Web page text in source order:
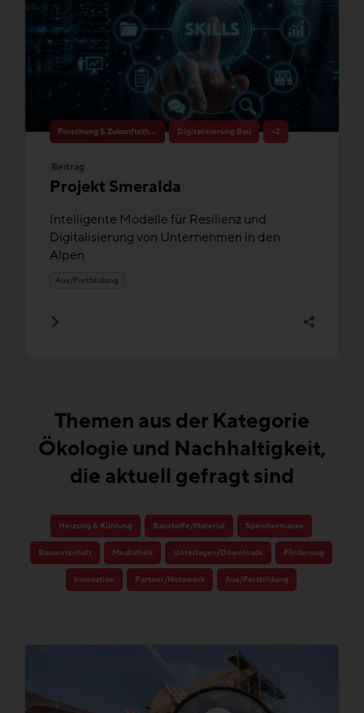
Forschung & Zukunftsthemen Digitalisierung Bau +2
Beitrag
Projekt Smeralda
Intelligente Modelle für Resilienz und
Digitalisierung von Unternehmen in den
Alpen
Aus/Fortbildung
Themen aus der Kategorie
Ökologie und Nachhaltigkeit,
die aktuell gefragt sind
Heizung & Kühlung Baustoffe/Material Speichermasse
Bauwirtschaft Mediathek Unterlagen/Downloads Förderung
Innovation Partner/Netzwerk Aus/Fortbildung